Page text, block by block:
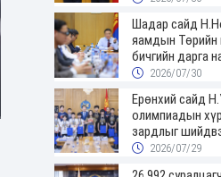
Шадар сайд
яамдын Төрийн
бичгийн дарга
шуурхай
2026/07/30
Ерөнхий сайд
олимпиадын
зардлыг
өгөхөөр болов
2026/07/29